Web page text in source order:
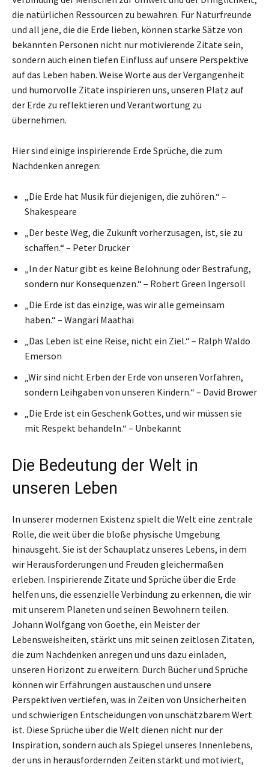
die natürlichen Ressourcen zu bewahren. Für Naturfreunde
und all jene, die die Erde lieben, können starke Sätze von
bekannten Personen nicht nur motivierende Zitate sein,
sondern auch einen tiefen Einfluss auf unsere Perspektive
auf das Leben haben. Weise Worte aus der Vergangenheit
und humorvolle Zitate inspirieren uns, unseren Platz auf
der Erde zu reflektieren und Verantwortung zu
übernehmen.
Hier sind einige inspirierende Erde Sprüche, die zum
Nachdenken anregen:
„Die Erde hat Musik für diejenigen, die zuhören.“ –
Shakespeare
„Der beste Weg, die Zukunft vorherzusagen, ist, sie zu
schaffen.“ – Peter Drucker
„In der Natur gibt es keine Belohnung oder Bestrafung,
sondern nur Konsequenzen.“ – Robert Green Ingersoll
„Die Erde ist das einzige, was wir alle gemeinsam
haben.“ – Wangari Maathai
„Das Leben ist eine Reise, nicht ein Ziel.“ – Ralph Waldo
Emerson
„Wir sind nicht Erben der Erde von unseren Vorfahren,
sondern Leihgaben von unseren Kindern.“ – David Brower
„Die Erde ist ein Geschenk Gottes, und wir müssen sie
mit Respekt behandeln.“ – Unbekannt
Die Bedeutung der Welt in
unseren Leben
In unserer modernen Existenz spielt die Welt eine zentrale
Rolle, die weit über die bloße physische Umgebung
hinausgeht. Sie ist der Schauplatz unseres Lebens, in dem
wir Herausforderungen und Freuden gleichermaßen
erleben. Inspirierende Zitate und Sprüche über die Erde
helfen uns, die essenzielle Verbindung zu erkennen, die wir
mit unserem Planeten und seinen Bewohnern teilen.
Johann Wolfgang von Goethe, ein Meister der
Lebensweisheiten, stärkt uns mit seinen zeitlosen Zitaten,
die zum Nachdenken anregen und uns dazu einladen,
unseren Horizont zu erweitern. Durch Bücher und Sprüche
können wir Erfahrungen austauschen und unsere
Perspektiven vertiefen, was in Zeiten von Unsicherheiten
und schwierigen Entscheidungen von unschätzbarem Wert
ist. Diese Sprüche über die Welt dienen nicht nur der
Inspiration, sondern auch als Spiegel unseres Innenlebens,
der uns in herausfordernden Zeiten stärkt und motiviert,